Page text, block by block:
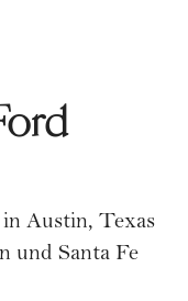
Austin, Texas
und Santa Fe